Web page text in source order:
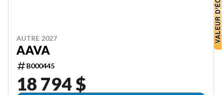
AUTRE 2027
AAVA
B000445
18 794 $